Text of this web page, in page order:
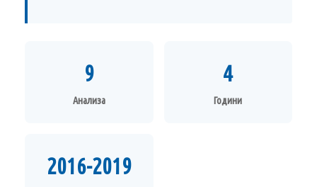
9
Анализа
4
Години
2016-2019